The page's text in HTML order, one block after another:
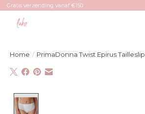
Gratis verzending vanaf €150
Home / PrimaDonna Twist Epirus Tailleslip